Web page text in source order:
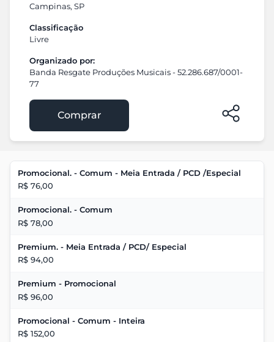
Campinas, SP
Classificação
Livre
Organizado por:
Banda Resgate Produções Musicais - 52.286.687/0001-
77
Comprar
Promocional. - Comum - Meia Entrada / PCD /Especial
R$ 76,00
Promocional. - Comum
R$ 78,00
Premium. - Meia Entrada / PCD/ Especial
R$ 94,00
Premium - Promocional
R$ 96,00
Promocional - Comum - Inteira
R$ 152,00